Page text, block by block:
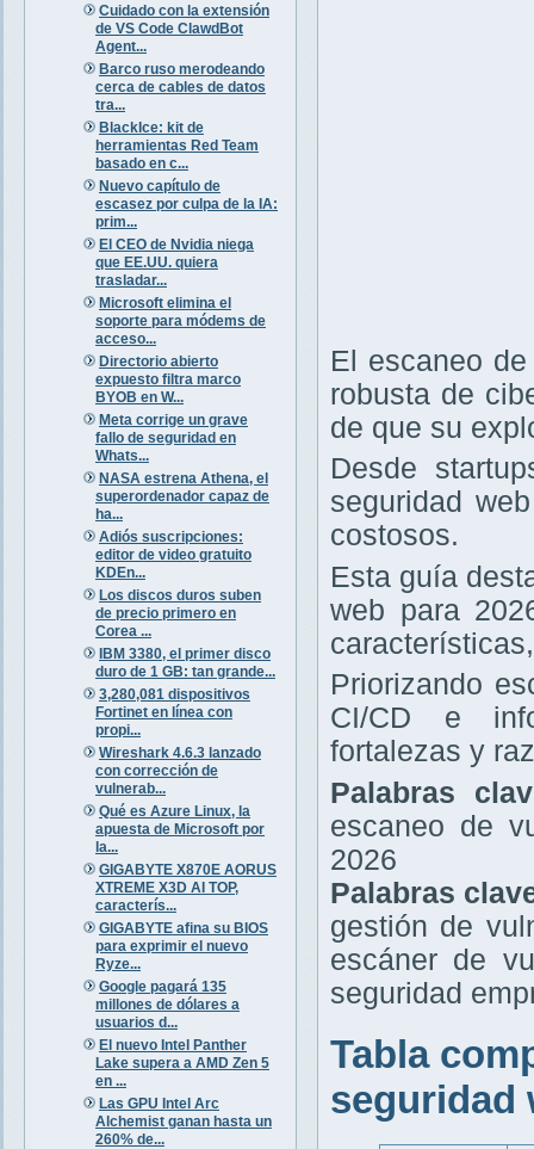
Cuidado con la extensión
de VS Code ClawdBot
Agent...
Barco ruso merodeando
cerca de cables de datos
tra...
BlackIce: kit de
herramientas Red Team
basado en c...
Nuevo capítulo de
escasez por culpa de la IA:
prim...
El CEO de Nvidia niega
que EE.UU. quiera
trasladar...
Microsoft elimina el
soporte para módems de
acceso...
Directorio abierto
expuesto filtra marco
BYOB en W...
Meta corrige un grave
fallo de seguridad en
Whats...
NASA estrena Athena, el
superordenador capaz de
ha...
Adiós suscripciones:
editor de video gratuito
KDEn...
Los discos duros suben
de precio primero en
Corea ...
IBM 3380, el primer disco
duro de 1 GB: tan grande...
3,280,081 dispositivos
Fortinet en línea con
propi...
Wireshark 4.6.3 lanzado
con corrección de
vulnerab...
Qué es Azure Linux, la
apuesta de Microsoft por
la...
GIGABYTE X870E AORUS
XTREME X3D AI TOP,
caracterís...
GIGABYTE afina su BIOS
para exprimir el nuevo
Ryze...
Google pagará 135
millones de dólares a
usuarios d...
El nuevo Intel Panther
Lake supera a AMD Zen 5
en ...
Las GPU Intel Arc
Alchemist ganan hasta un
260% de...
El escaneo
robusta de
de que su
Desde
seguridad
costosos.
Esta guía
web para
Priorizando
CI/CD e
fortalezas y
Palabras
escaneo de
2026
Palabras
gestión de
escáner de
seguridad
Tabla
seguridad